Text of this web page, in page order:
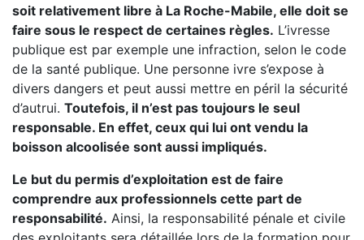
soit relativement libre à La Roche-Mabile, elle doit se
faire sous le respect de certaines règles. L’ivresse
publique est par exemple une infraction, selon le code
de la santé publique. Une personne ivre s’expose à
divers dangers et peut aussi mettre en péril la sécurité
d’autrui. Toutefois, il n’est pas toujours le seul
responsable. En effet, ceux qui lui ont vendu la
boisson alcoolisée sont aussi impliqués.
Le but du permis d’exploitation est de faire
comprendre aux professionnels cette part de
responsabilité. Ainsi, la responsabilité pénale et civile